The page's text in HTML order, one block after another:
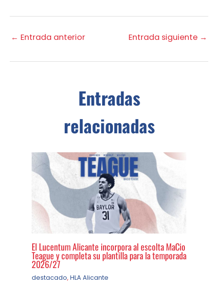
← Entrada anterior Entrada siguiente →
Entradas
relacionadas
El Lucentum Alicante incorpora al escolta MaCio
Teague y completa su plantilla para la temporada
2026/27
destacado, HLA Alicante